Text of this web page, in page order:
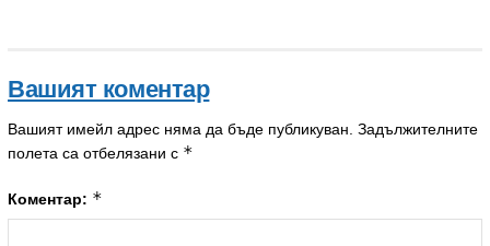
Вашият коментар
Вашият имейл адрес няма да бъде публикуван. Задължителните
полета са отбелязани с *
Коментар: *